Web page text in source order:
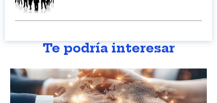
Te podría interesar